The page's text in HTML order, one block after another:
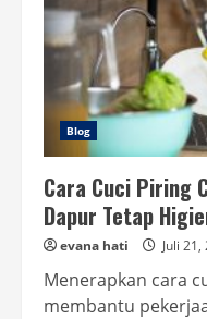
Blog
Cara Cuci Piring
Dapur Tetap
evana hati Juli
Menerapkan cara
membantu